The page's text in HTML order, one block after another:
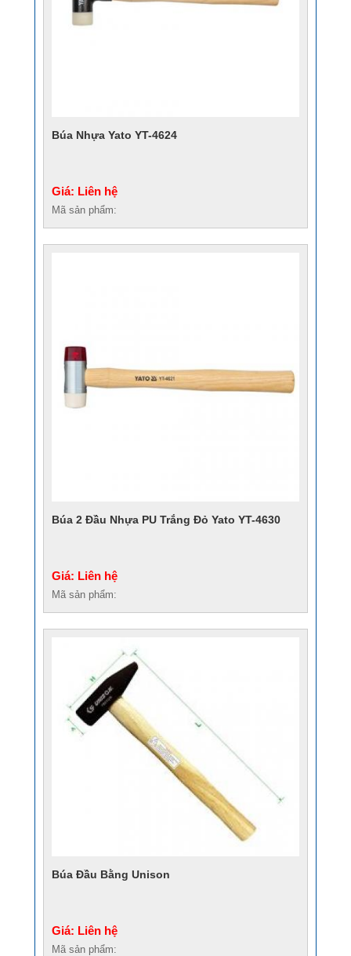
Búa Nhựa Yato YT-4624
Giá: Liên hệ
Mã sản phẩm:
Búa 2 Đầu Nhựa PU Trắng Đỏ Yato YT-4630
Giá: Liên hệ
Mã sản phẩm:
Búa Đầu Bằng Unison
Giá: Liên hệ
Mã sản phẩm: